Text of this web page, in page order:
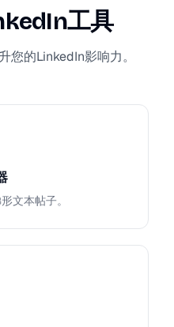
工具
您的LinkedIn影响力。
文本帖子。